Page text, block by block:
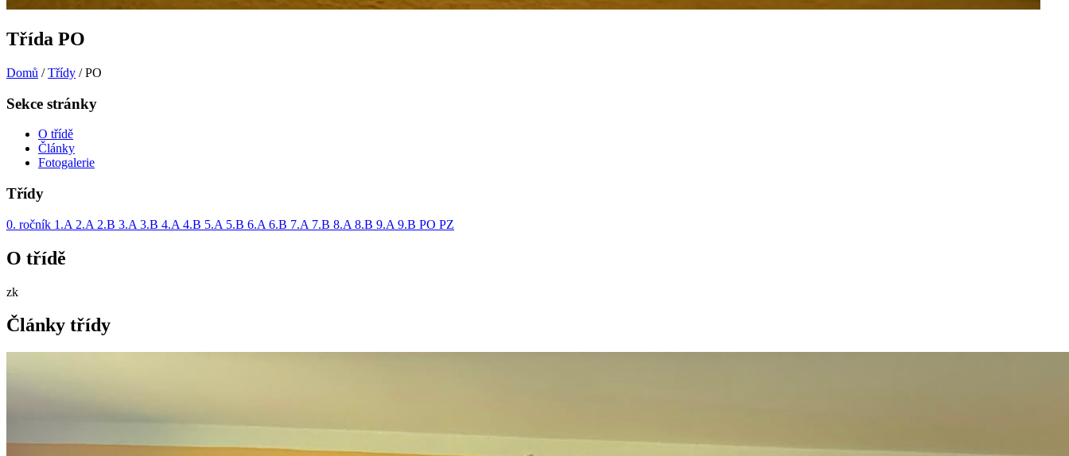
Třída PO
Domů / Třídy / PO
Sekce stránky
O třídě
Články
Fotogalerie
Třídy
0. ročník 1.A 2.A 2.B 3.A 3.B 4.A 4.B 5.A 5.B 6.A 6.B 7.A 7.B 8.A 8.B 9.A 9.B PO PZ
O třídě
zk
Články třídy